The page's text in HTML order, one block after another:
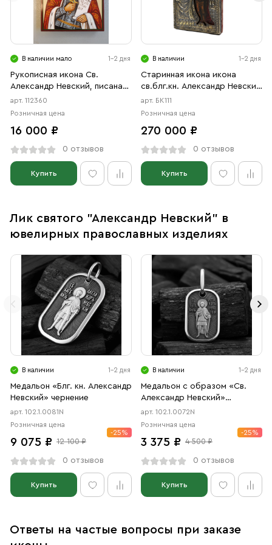
В наличии мало 1-2 дня
Рукописная икона Св.
Александр Невский, писаная
икона
арт. 112360
Розничная цена
16 000 ₽
0 отзывов
Купить
В наличии 1-2 дня
Старинная икона икона
св.блг.кн. Александр Невский
18 век
арт. БК111
Розничная цена
270 000 ₽
0 отзывов
Купить
Лик святого "Александр Невский" в
ювелирных православных изделиях
В наличии 1-2 дня
Медальон «Блг. кн. Александр
Невский» чернение
арт. 102.1.0081N
Розничная цена
9 075 ₽ 12 100 ₽
-25%
0 отзывов
Купить
В наличии 1-2 дня
Медальон с образом «Св.
Александр Невский»
чернение
арт. 102.1.0072N
Розничная цена
3 375 ₽ 4 500 ₽
-25%
0 отзывов
Купить
Ответы на частые вопросы при заказе